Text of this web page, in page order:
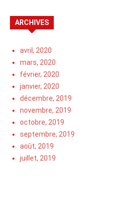
ARCHIVES
avril, 2020
mars, 2020
février, 2020
janvier, 2020
décembre, 2019
novembre, 2019
octobre, 2019
septembre, 2019
août, 2019
juillet, 2019